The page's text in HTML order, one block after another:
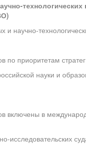
и научно-
приоритетам
науки и
в
исследовательских